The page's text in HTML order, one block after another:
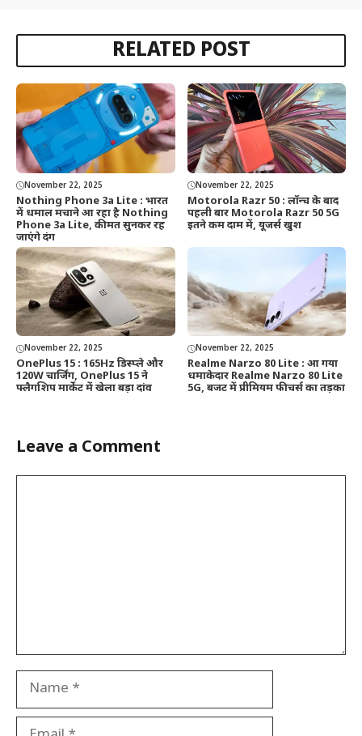
RELATED POST
November 22, 2025
Nothing Phone 3a Lite : भारत
में धमाल मचाने आ रहा है Nothing
Phone 3a Lite, कीमत सुनकर रह
जाएंगे दंग
November 22, 2025
Motorola Razr 50 : लॉन्च के बाद
पहली बार Motorola Razr 50 5G
इतने कम दाम में, यूजर्स खुश
November 22, 2025
OnePlus 15 : 165Hz डिस्प्ले और
120W चार्जिंग, OnePlus 15 ने
फ्लैगशिप मार्केट में खेला बड़ा दांव
November 22, 2025
Realme Narzo 80 Lite : आ गया
धमाकेदार Realme Narzo 80 Lite
5G, बजट में प्रीमियम फीचर्स का तड़का
Leave a Comment
Name
Email